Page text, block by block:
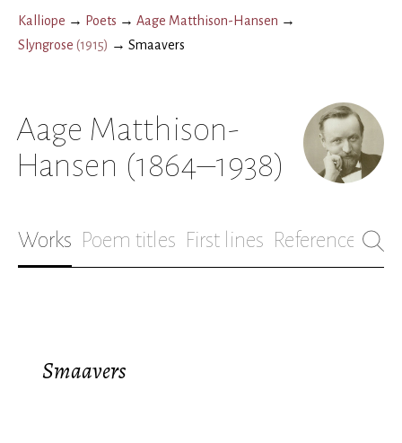
Kalliope → Poets → Aage Matthison-Hansen →
Slyngrose (1915) → Smaavers
Aage Matthison-
Hansen (1864–1938)
Works Poem titles First lines References
Smaavers